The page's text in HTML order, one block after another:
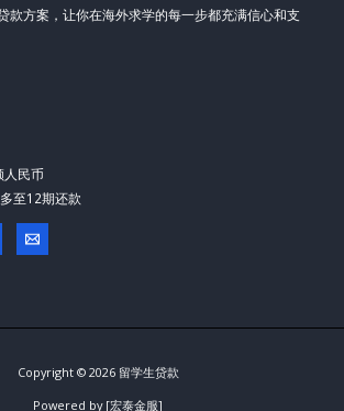
款方案，让你在海外求学的每一步都充满信心和支
人民币
至12期还款
Copyright © 2026 留学生贷款
Powered by [宏泰金服]